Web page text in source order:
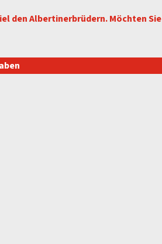
den Albertinerbrüdern. Möchten Sie